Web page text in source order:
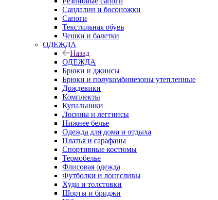
Сандалии и босоножки
Сапоги
Текстильная обувь
Чешки и балетки
ОДЕЖДА
Назад
ОДЕЖДА
Брюки и джинсы
Брюки и полукомбинезоны утепленные
Дождевики
Комплекты
Купальники
Лосины и леггинсы
Нижнее белье
Одежда для дома и отдыха
Платья и сарафаны
Спортивные костюмы
Термобелье
Флисовая одежда
Футболки и лонгсливы
Худи и толстовки
Шорты и бриджи